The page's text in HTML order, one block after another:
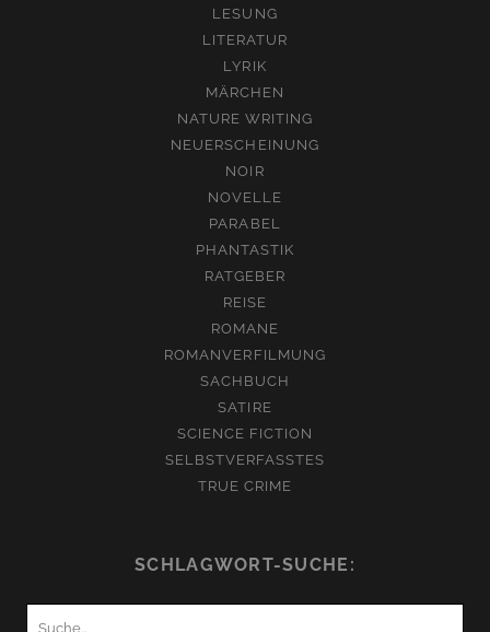
LESUNG
LITERATUR
LYRIK
MÄRCHEN
NATURE WRITING
NEUERSCHEINUNG
NOIR
NOVELLE
PARABEL
PHANTASTIK
RATGEBER
REISE
ROMANE
ROMANVERFILMUNG
SACHBUCH
SATIRE
SCIENCE FICTION
SELBSTVERFASSTES
TRUE CRIME
SCHLAGWORT-SUCHE: